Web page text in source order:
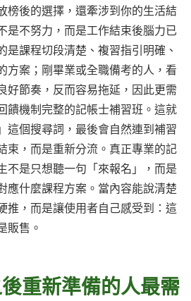
榜後的選擇，還牽涉到你的生活結
是不努力，而是工作結束後腦力已
是課程切段清楚、複習指引明確、
方案；剛畢業或全職備考的人，看
好節奏，反而容易拖延，因此更需
饋機制完整的記帳士補習班。這就
這個搜尋詞，最後會自然連到補習
束，而是重新分流。真正專業的記
不是只想聽一句「來報名」，而是
應什麼課程方案。當內容能說清楚
推，而是讓使用者自己感受到：這
販售。
重新準備的人最需